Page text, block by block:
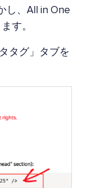
し、All in One
す。
タグ」タブを